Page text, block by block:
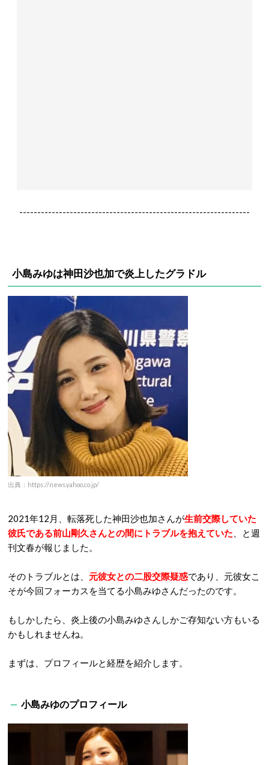
----------------------------------------------------------------
小島みゆは神田沙也加で炎上したグラドル
出典：https://news.yahoo.co.jp/
2021年12月、転落死した神田沙也加さんが生前交際していた
彼氏である前山剛久さんとの間にトラブルを抱えていた 、と週
刊文春が報じました。
そのトラブルとは、 元彼女との二股交際疑惑であり、元彼女こ
そが今回フォーカスを当てる小島みゆさんだったのです。
もしかしたら、炎上後の小島みゆさんしかご存知ない方もいる
かもしれませんね。
まずは、プロフィールと経歴を紹介します。
小島みゆのプロフィール